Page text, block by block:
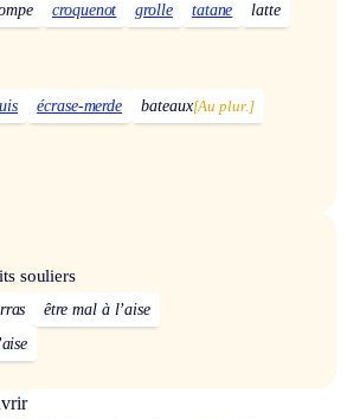
croquenot grolle tatane
latte
écrase-merde bateaux[Au plur.]
souliers
être mal à l’aise